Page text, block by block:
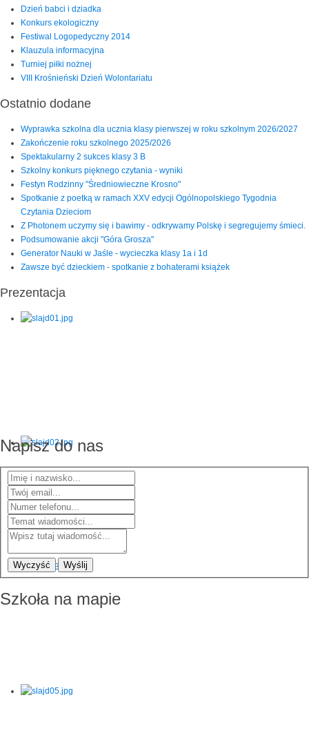
Dzień babci i dziadka
Konkurs ekologiczny
Festiwal Logopedyczny 2014
Klauzula informacyjna
Turniej piłki nożnej
VIII Krośnieński Dzień Wolontariatu
Ostatnio dodane
Wyprawka szkolna dla ucznia klasy pierwszej w roku szkolnym 2026/2027
Zakończenie roku szkolnego 2025/2026
Spektakularny 2 sukces klasy 3 B
Szkolny konkurs pięknego czytania - wyniki
Festyn Rodzinny "Średniowieczne Krosno"
Spotkanie z poetką w ramach XXV edycji Ogólnopolskiego Tygodnia
Czytania Dzieciom
Z Photonem uczymy się i bawimy - odkrywamy Polskę i segregujemy śmieci.
Podsumowanie akcji "Góra Grosza"
Generator Nauki w Jaśle - wycieczka klasy 1a i 1d
Zawsze być dzieckiem - spotkanie z bohaterami książek
Prezentacja
Napisz do nas
Wyczyść Wyślij
Szkoła na mapie